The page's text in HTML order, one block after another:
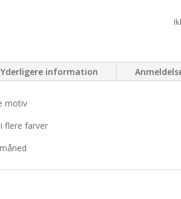
Yderligere information
motiv
flere farver